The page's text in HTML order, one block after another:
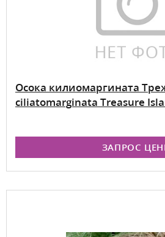
Осока килиомаргината
ciliatomarginata Treasure
ЗАПРОС